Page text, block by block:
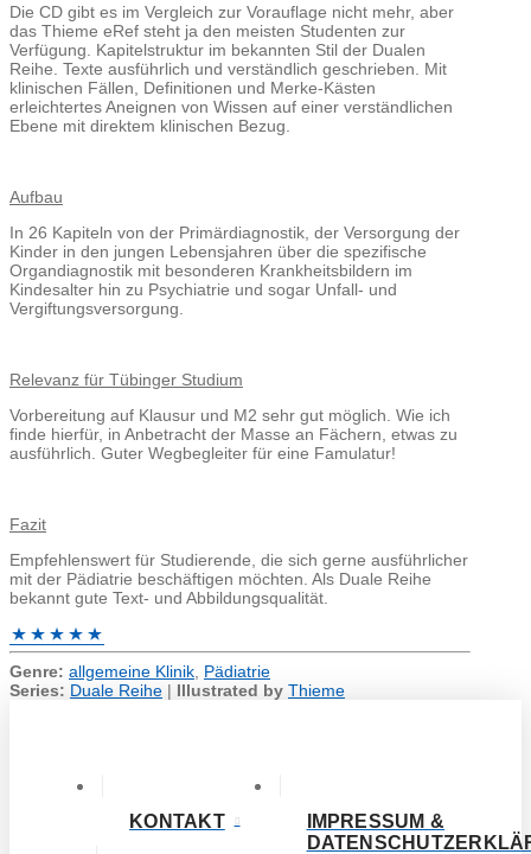
Die CD gibt es im Vergleich zur Vorauflage nicht mehr, aber
das Thieme eRef steht ja den meisten Studenten zur
Verfügung. Kapitelstruktur im bekannten Stil der Dualen
Reihe. Texte ausführlich und verständlich geschrieben. Mit
klinischen Fällen, Definitionen und Merke-Kästen
erleichtertes Aneignen von Wissen auf einer verständlichen
Ebene mit direktem klinischen Bezug.
Aufbau
In 26 Kapiteln von der Primärdiagnostik, der Versorgung der
Kinder in den jungen Lebensjahren über die spezifische
Organdiagnostik mit besonderen Krankheitsbildern im
Kindesalter hin zu Psychiatrie und sogar Unfall- und
Vergiftungsversorgung.
Relevanz für Tübinger Studium
Vorbereitung auf Klausur und M2 sehr gut möglich. Wie ich
finde hierfür, in Anbetracht der Masse an Fächern, etwas zu
ausführlich. Guter Wegbegleiter für eine Famulatur!
Fazit
Empfehlenswert für Studierende, die sich gerne ausführlicher
mit der Pädiatrie beschäftigen möchten. Als Duale Reihe
bekannt gute Text- und Abbildungsqualität.
Genre: allgemeine Klinik Pädiatrie
Series: Duale Reihe | Illustrated by Thieme
KONTAKT
IMPRESSUM &